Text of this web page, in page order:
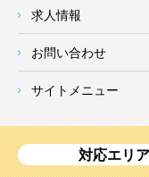
求人情報
お問い合わせ
サイトメニュー
対応エリア